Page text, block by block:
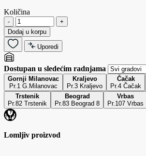
Količina
-
+
Dodaj u korpu
Uporedi
Dostupan u sledećim radnjama
Gornji Milanovac
Pr.1 G.Milanovac
Kraljevo
Pr.3 Kraljevo
Čačak
Pr.4 Čačak
Trstenik
Pr.82 Trstenik
Beograd
Pr.83 Beograd 8
Vrbas
Pr.107 Vrbas
Lomljiv proizvod